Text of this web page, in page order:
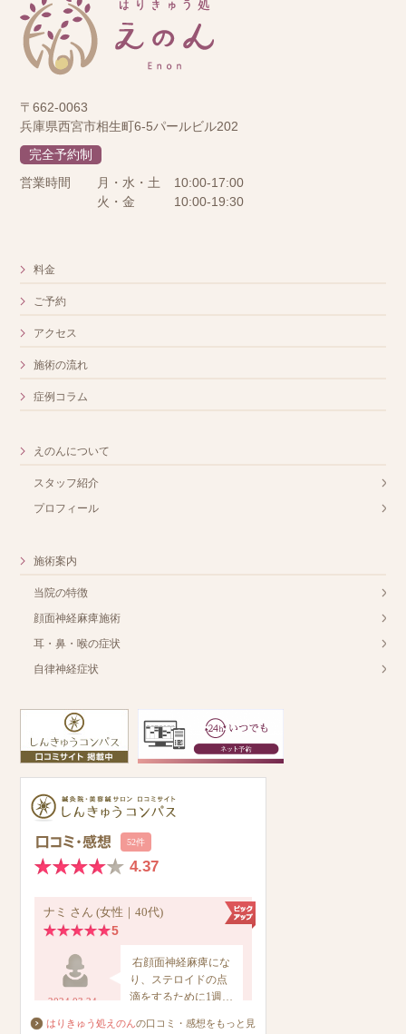
〒662-0063
兵庫県西宮市相生町6-5パールビル202
完全予約制
営業時間
月・水・土
10:00-17:00
火・金
10:00-19:30
料金
ご予約
アクセス
施術の流れ
症例コラム
えのんについて
スタッフ紹介
プロフィール
施術案内
当院の特徴
顔面神経麻痺施術
耳・鼻・喉の症状
自律神経症状
はりきゅう処えのんの口コミ・感想をもっと見